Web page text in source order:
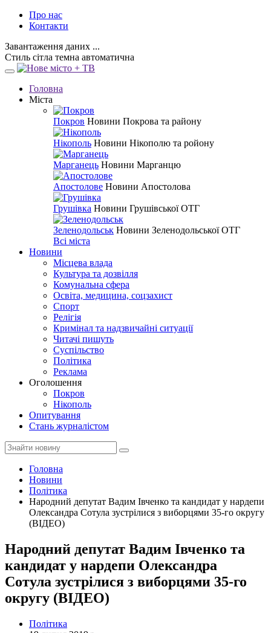
Про нас
Контакти
Завантаження даних ...
Стиль сітла темна автоматична
Головна
Міста
Покров Новини Покрова та району
Нікополь Новини Нікополю та ройону
Марганець Новини Марганцю
Апостолове Новини Апостолова
Грушівка Новини Грушівської ОТГ
Зеленодольськ Новини Зеленодольської ОТГ
Всі міста
Новини
Місцева влада
Культура та дозвілля
Комунальна сфера
Освіта, медицина, соцзахист
Спорт
Релігія
Кримінал та надзвичайні ситуації
Читачі пишуть
Суспільство
Політика
Реклама
Оголошення
Покров
Нікополь
Опитування
Стань журналістом
Головна
Новини
Політика
Народний депутат Вадим Івченко та кандидат у нардепи
Олександра Сотула зустрілися з виборцями 35-го округу
(ВІДЕО)
Народний депутат Вадим Івченко та
кандидат у нардепи Олександра
Сотула зустрілися з виборцями 35-го
округу (ВІДЕО)
Політика